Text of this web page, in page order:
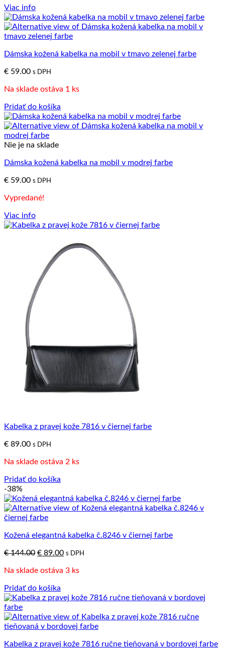
Viac info
Dámska kožená kabelka na mobil v tmavo zelenej farbe
€ 59.00 s DPH
Na sklade ostáva 1 ks
Pridať do košíka
Nie je na sklade
Dámska kožená kabelka na mobil v modrej farbe
€ 59.00 s DPH
Vypredané!
Viac info
Kabelka z pravej kože 7816 v čiernej farbe
€ 89.00 s DPH
Na sklade ostáva 2 ks
Pridať do košíka
-38%
Kožená elegantná kabelka č.8246 v čiernej farbe
€144.00 Pôvodná
bola:
€ 89.00Aktuálna
je:
s DPH
Na sklade ostáva 3 ks
Pridať do košíka
Kabelka z pravej kože 7816 ručne tieňovaná v bordovej farbe